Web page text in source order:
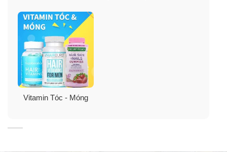
Nails Gummies.
Nguồn thực phẩm chứa biotin: bột yến mạch, rau quả,
các loại đậu và đậu nành.
Vitamin Tóc - Móng